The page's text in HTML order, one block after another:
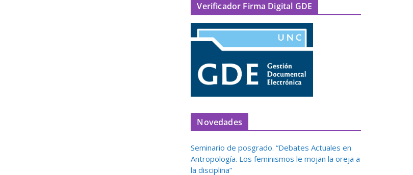
Verificador Firma Digital GDE
Novedades
Seminario de posgrado. “Debates Actuales en
Antropología. Los feminismos le mojan la oreja a
la disciplina”